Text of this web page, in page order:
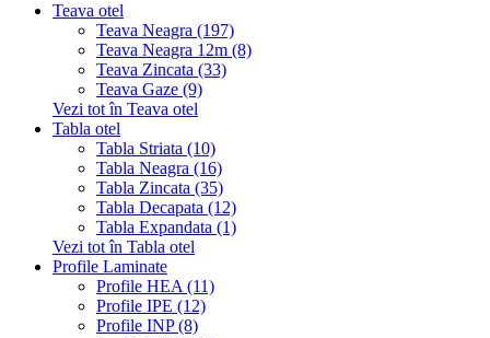
Teava otel
Teava Neagra (197)
Teava Neagra 12m (8)
Teava Zincata (33)
Teava Gaze (9)
Vezi tot în Teava otel
Tabla otel
Tabla Striata (10)
Tabla Neagra (16)
Tabla Zincata (35)
Tabla Decapata (12)
Tabla Expandata (1)
Vezi tot în Tabla otel
Profile Laminate
Profile HEA (11)
Profile IPE (12)
Profile INP (8)